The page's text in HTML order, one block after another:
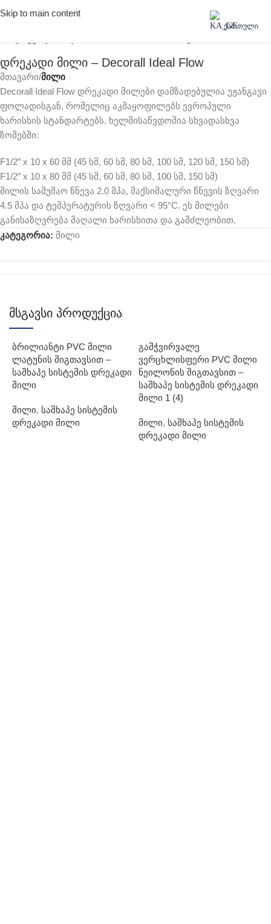
Skip to main content
ᲥᲐᲠᲗᲣᲚᲘ
მთავარი მილი
დრეკადი მილი – Decorall Ideal Flow
Decorall Ideal Flow დრეკადი მილები დამზადებულია უჟანგავი
ფოლადისგან, რომელიც აკმაყოფილებს ევროპული
ხარისხის სტანდარტებს. ხელმისაწვდომია სხვადასხვა
ზომებში:
F1/2″ x 10 x 60 მმ (45 სმ, 60 სმ, 80 სმ, 100 სმ, 120 სმ, 150 სმ)
F1/2″ x 10 x 80 მმ (45 სმ, 60 სმ, 80 სმ, 100 სმ, 150 სმ)
მილის სამუშაო წნევა 2.0 მპა, მაქსიმალური წნევის ზღვარი
4.5 მპა და ტემპერატურის ზღვარი < 95°C. ეს მილები
განისაზღვრება მაღალი ხარისხითა და გამძლეობით.
კატეგორია: მილი
მსგავსი პროდუქცია
ბრილიანტი PVC მილი
ლატუნის შიგთავსით –
საშხაპე სისტემის დრეკადი
მილი
მილი, საშხაპე სისტემის
დრეკადი მილი
გამჭვირვალე
ვერცხლისფერი PVC მილი
ნეილონის შიგთავსით –
საშხაპე სისტემის დრეკადი
მილი 1 (4)
მილი, საშხაპე სისტემის
დრეკადი მილი